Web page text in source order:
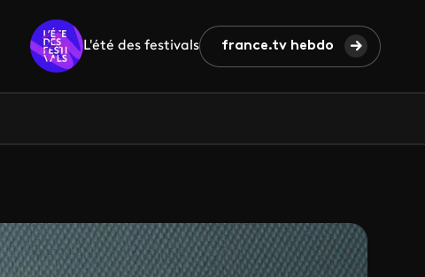
L'été des festivals france.tv hebdo